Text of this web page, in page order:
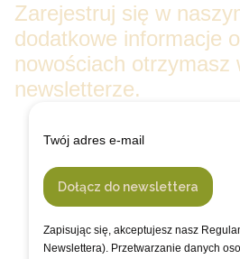
Zarejestruj się w
dodatkowe informacje
nowościach otrzymasz
newsletterze.
Twój adres e-mail
Dołącz do newslettera
Zapisując się, akceptujesz nasz
Newslettera). Przetwarzanie danych